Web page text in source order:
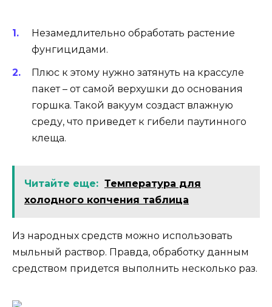
Незамедлительно обработать растение
фунгицидами.
Плюс к этому нужно затянуть на крассуле
пакет – от самой верхушки до основания
горшка. Такой вакуум создаст влажную
среду, что приведет к гибели паутинного
клеща.
Читайте еще: Температура для
холодного копчения таблица
Из народных средств можно использовать
мыльный раствор. Правда, обработку данным
средством придется выполнить несколько раз.